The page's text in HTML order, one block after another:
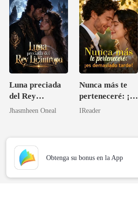
Luna preciada
del Rey
Licántropo
Jhasmheen Oneal
Nunca más te
perteneceré: ¡es
demasiado
IReader
Obtenga su bonus en la App